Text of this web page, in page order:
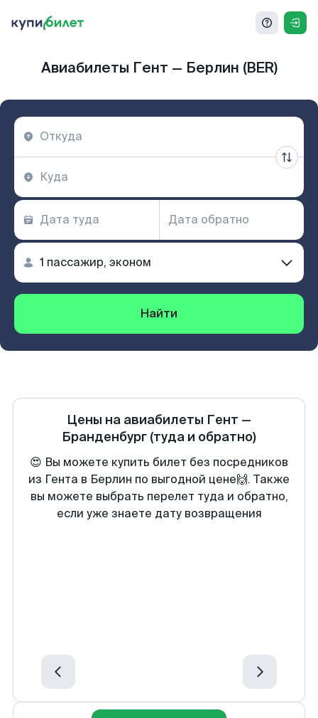
Авиабилеты Гент — Берлин (BER)
Найти
Цены на авиабилеты Гент —
Бранденбург (туда и обратно)
😍 Вы можете купить билет без посредников
из Гента в Берлин по выгодной цене🙌. Также
вы можете выбрать перелет туда и обратно,
если уже знаете дату возвращения